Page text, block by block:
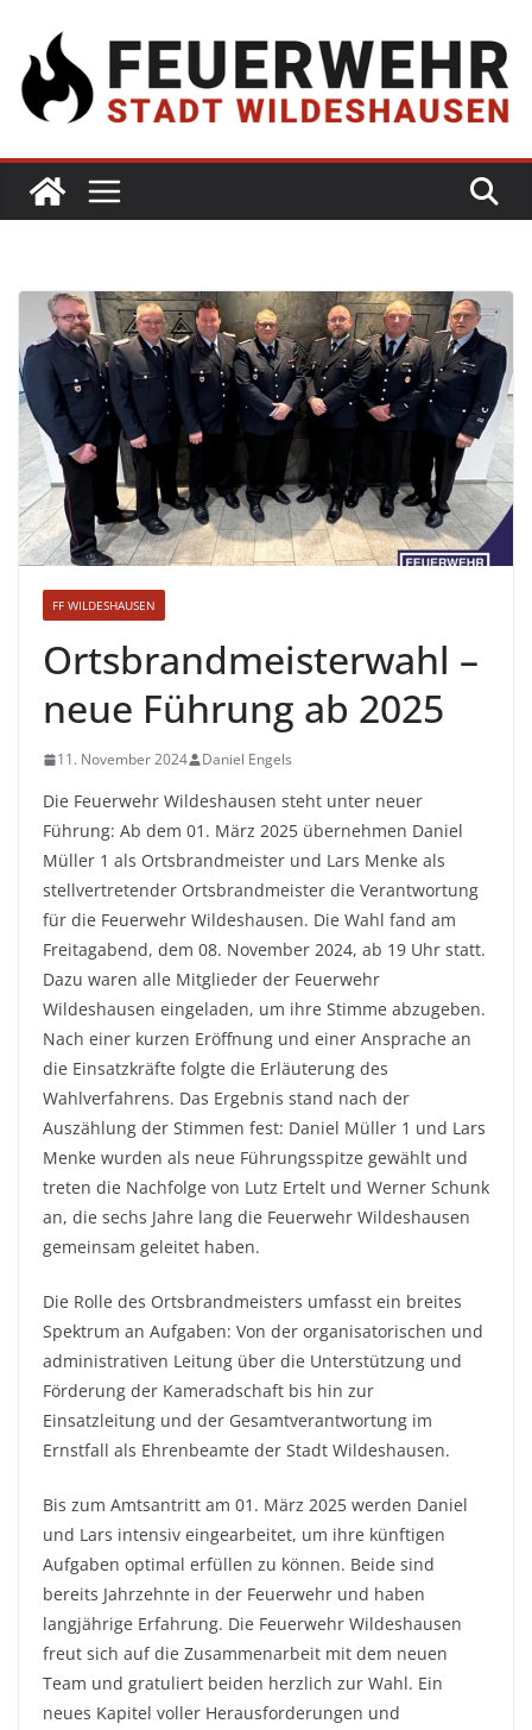
FF WILDESHAUSEN
Ortsbrandmeisterwahl –
neue Führung ab 2025
11. November 2024 Daniel Engels
Die Feuerwehr Wildeshausen steht unter neuer
Führung: Ab dem 01. März 2025 übernehmen Daniel
Müller 1 als Ortsbrandmeister und Lars Menke als
stellvertretender Ortsbrandmeister die Verantwortung
für die Feuerwehr Wildeshausen. Die Wahl fand am
Freitagabend, dem 08. November 2024, ab 19 Uhr statt.
Dazu waren alle Mitglieder der Feuerwehr
Wildeshausen eingeladen, um ihre Stimme abzugeben.
Nach einer kurzen Eröffnung und einer Ansprache an
die Einsatzkräfte folgte die Erläuterung des
Wahlverfahrens. Das Ergebnis stand nach der
Auszählung der Stimmen fest: Daniel Müller 1 und Lars
Menke wurden als neue Führungsspitze gewählt und
treten die Nachfolge von Lutz Ertelt und Werner Schunk
an, die sechs Jahre lang die Feuerwehr Wildeshausen
gemeinsam geleitet haben.
Die Rolle des Ortsbrandmeisters umfasst ein breites
Spektrum an Aufgaben: Von der organisatorischen und
administrativen Leitung über die Unterstützung und
Förderung der Kameradschaft bis hin zur
Einsatzleitung und der Gesamtverantwortung im
Ernstfall als Ehrenbeamte der Stadt Wildeshausen.
Bis zum Amtsantritt am 01. März 2025 werden Daniel
und Lars intensiv eingearbeitet, um ihre künftigen
Aufgaben optimal erfüllen zu können. Beide sind
bereits Jahrzehnte in der Feuerwehr und haben
langjährige Erfahrung. Die Feuerwehr Wildeshausen
freut sich auf die Zusammenarbeit mit dem neuen
Team und gratuliert beiden herzlich zur Wahl. Ein
neues Kapitel voller Herausforderungen und